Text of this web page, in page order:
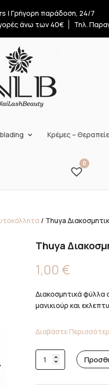
| Γρήγορη παράδοση, 24/7
άνω των 40€ Τηλ.
Κρέμες –
0
/ Thuya
Thuya
1,00 €
Διακοσμητικά φύλλα
μανικιούρ και
Διαβάστε
Thuya
Διακοσμητικά